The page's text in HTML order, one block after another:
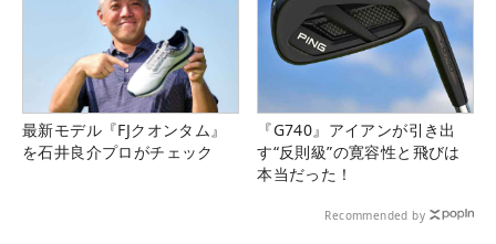
最新モデル『FJクオンタム』
を石井良介プロがチェック
『G740』アイアンが引き出
す“反則級”の寛容性と飛びは
本当だった！
Recommended by